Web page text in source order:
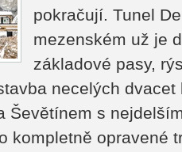
pokračují. Tunel
mezenském už je
základové pasy,
necelých
Ševětínem s
kompletně opravené